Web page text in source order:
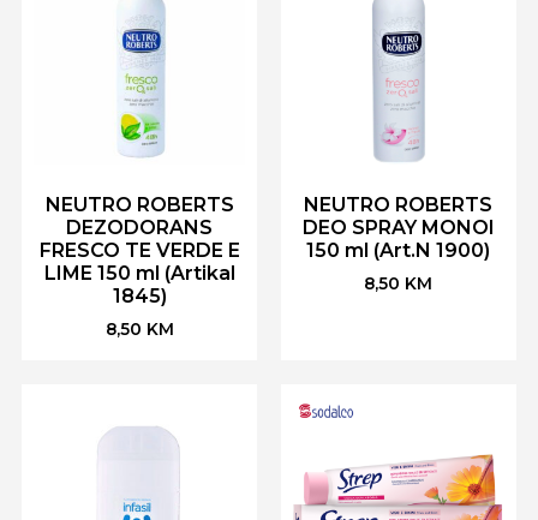
NEUTRO ROBERTS
DEZODORANS
FRESCO TE VERDE E
LIME 150 ml (Artikal
1845)
8,50 KM
NEUTRO ROBERTS
DEO SPRAY MONOI
150 ml (Art.N 1900)
8,50 KM